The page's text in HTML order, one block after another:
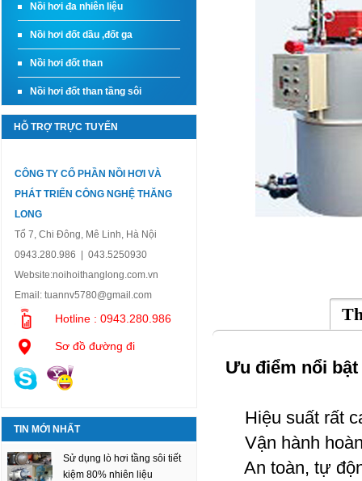
Nồi hơi đa nhiên liệu
Nồi hơi đốt dầu ,đốt ga
Nồi hơi đốt than
Nồi hơi đốt than tầng sôi
HỖ TRỢ TRỰC TUYẾN
CÔNG TY CỔ PHẦN NỒI HƠI VÀ
PHÁT TRIỂN CÔNG NGHỆ THĂNG
LONG
Tổ 7, Chi Đông, Mê Linh, Hà Nội
0943.280.986 | 043.5250930
Website:noihoithanglong.com.vn
Email: tuannv5780@gmail.com
Hotline : 0943.280.986
Sơ đồ đường đi
TIN MỚI NHẤT
Sử dụng lò hơi tầng sôi tiết
kiệm 80% nhiên liệu
Ưu điểm nổi
Hiệu suất rất
Vận hành
An toàn, tự